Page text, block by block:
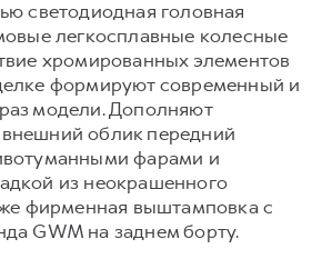
светодиодная головная
легкосплавные колесные
хромированных элементов
формируют современный и
модели. Дополняют
облик передний
фарами и
из неокрашенного
фирменная выштамповка с
GWM на заднем борту.